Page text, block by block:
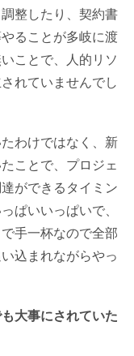
整したり、契約書
ることが多岐に渡
ことで、人的リソ
れていませんでし
わけではなく、新
ことで、プロジェ
ができるタイミン
ぱいいっぱいで、
手一杯なので全部
込まれながらやっ
大事にされていた